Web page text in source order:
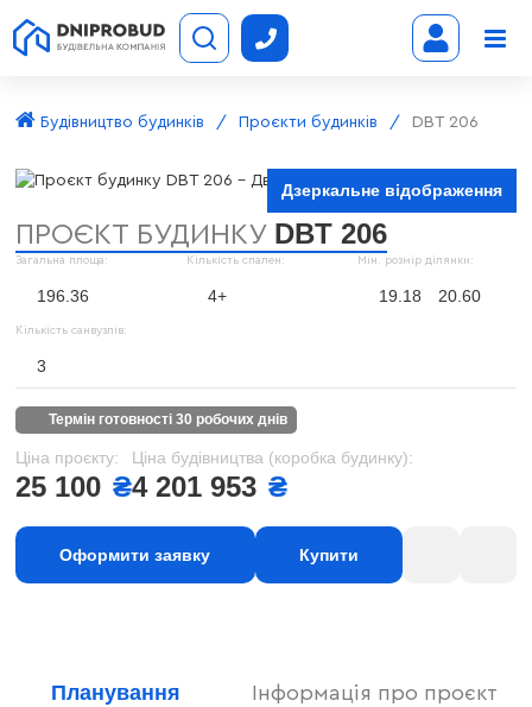
Будівництво будинків Проєкти будинків DBT 206
Дзеркальне відображення
ПРОЄКТ БУДИНКУ DBT 206
Загальна площа:
196.36
Кількість спален:
4+
Мін. розмір ділянки:
19.18 20.60
Кількість санвузлів:
3
термін готовності 30 робочих днів
Ціна проєкту:
25 100 ₴
Ціна будівництва (коробка будинку):
4 201 953 ₴
Оформити заявку Купити
Планування Інформація про проєкт